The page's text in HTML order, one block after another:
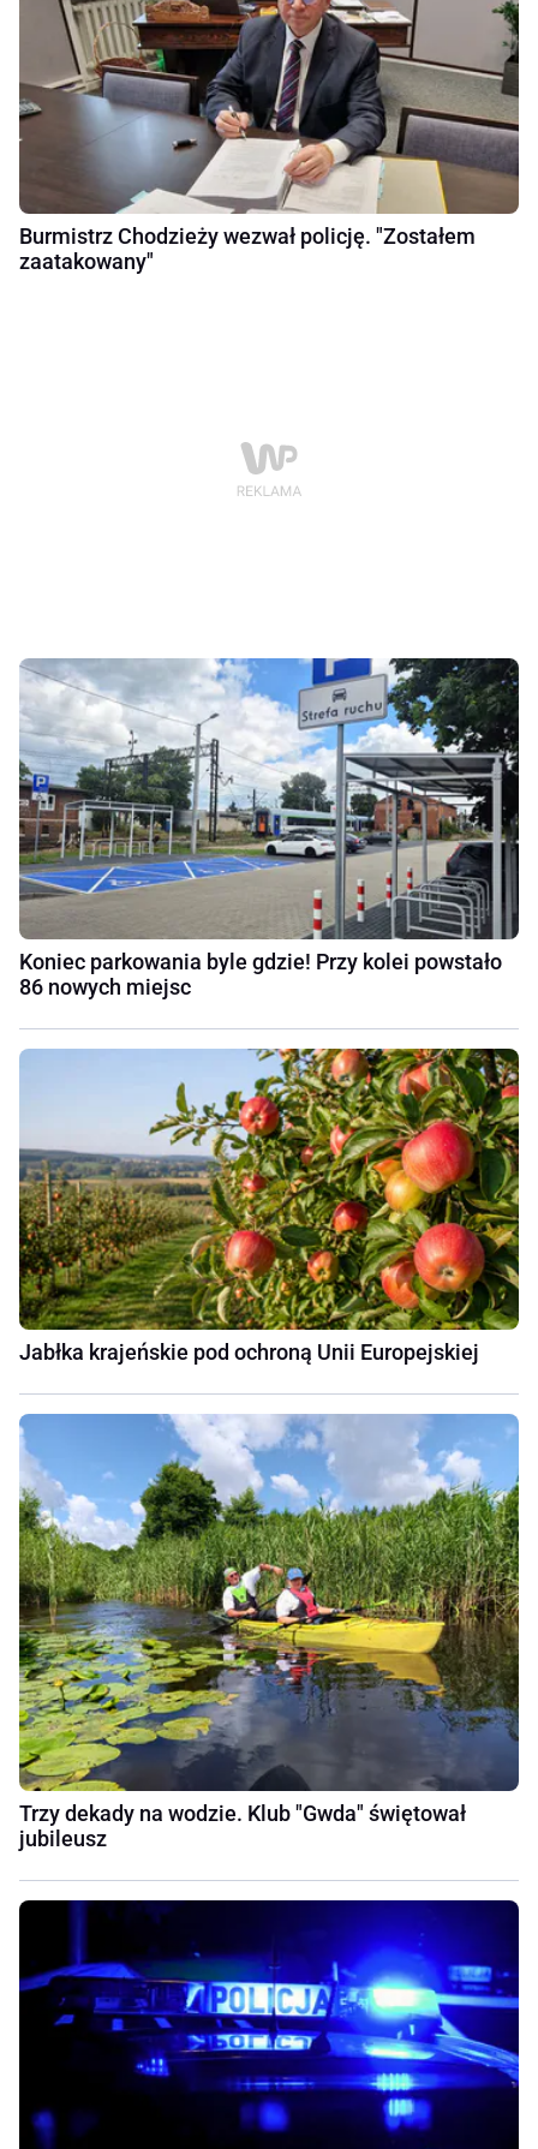
Burmistrz Chodzieży wezwał policję. "Zostałem
zaatakowany"
Koniec parkowania byle gdzie! Przy kolei powstało
86 nowych miejsc
Jabłka krajeńskie pod ochroną Unii Europejskiej
Trzy dekady na wodzie. Klub "Gwda" świętował
jubileusz